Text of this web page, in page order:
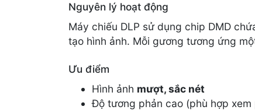
Nguyên lý hoạt động
Máy chiếu DLP sử dụng chip DMD
tạo hình ảnh. Mỗi gương tương ứng
Ưu điểm
Hình ảnh mượt, sắc nét
Độ tương phản cao (phù hợp xem